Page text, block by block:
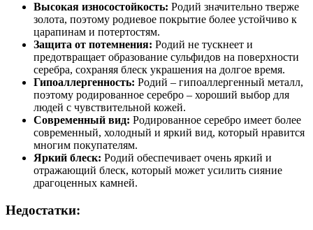
Высокая износостойкость: Родий значительно тверже
золота, поэтому родиевое покрытие более устойчиво к
царапинам и потертостям.
Защита от потемнения: Родий не тускнеет и
предотвращает образование сульфидов на поверхности
серебра, сохраняя блеск украшения на долгое время.
Гипоаллергенность: Родий – гипоаллергенный металл,
поэтому родированное серебро – хороший выбор для
людей с чувствительной кожей.
Современный вид: Родированное серебро имеет более
современный, холодный и яркий вид, который нравится
многим покупателям.
Яркий блеск: Родий обеспечивает очень яркий и
отражающий блеск, который может усилить сияние
драгоценных камней.
Недостатки: